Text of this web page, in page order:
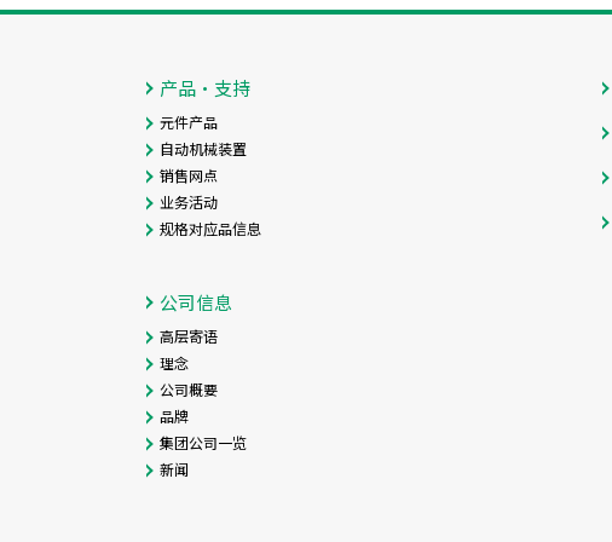
产品・支持
元件产品
自动机械装置
销售网点
业务活动
规格对应品信息
公司信息
高层寄语
理念
公司概要
品牌
集团公司一览
新闻